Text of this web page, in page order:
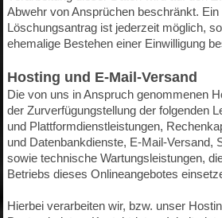
Abwehr von Ansprüchen beschränkt. Ein
Löschungsantrag ist jederzeit möglich,
ehemalige Bestehen einer Einwilligung
Hosting und E-Mail-Versand
Die von uns in Anspruch genommenen
der Zurverfügungstellung der folgenden
und Plattformdienstleistungen,
und Datenbankdienste, E-Mail-Versand,
sowie technische Wartungsleistungen,
Betriebs dieses Onlineangebotes
Hierbei verarbeiten wir, bzw. unser